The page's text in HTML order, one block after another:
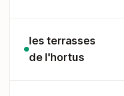
les terrasses
de l'hortus